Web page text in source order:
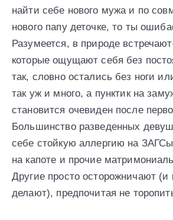
найти себе нового мужа и по
нового папу деточке, то ты
Разумеется, в природе
которые ощущают себя без
так, словно остались без ноги
так уж и много, а пунктик на
становится очевиден после
Большинство разведенных
себе стойкую аллергию на
на капоте и прочие
Другие просто осторожничают (и
делают), предпочитая не